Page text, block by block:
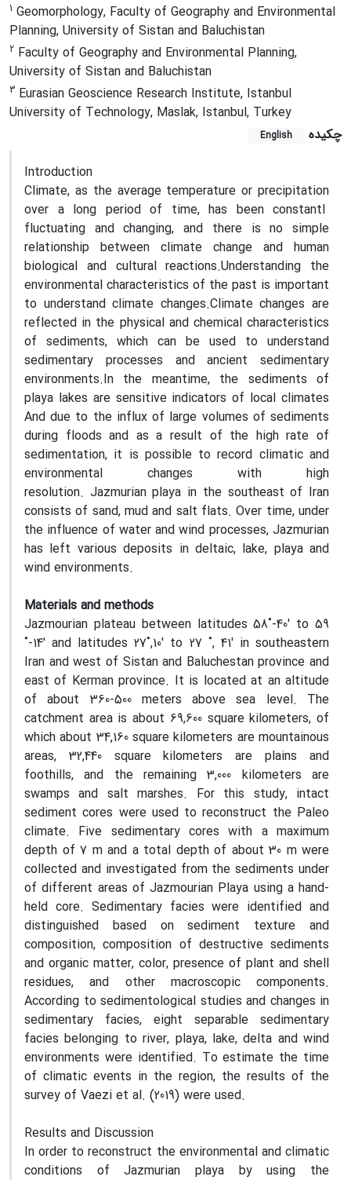
1 Geomorphology, Faculty of Geography and Environmental
Planning, University of Sistan and Baluchistan
2 Faculty of Geography and Environmental Planning,
University of Sistan and Baluchistan
3 Eurasian Geoscience Research Institute, Istanbul
University of Technology, Maslak, Istanbul, Turkey
چکیده
English
Introduction
Climate, as the average temperature or precipitation
over a long period of time, has been constantl
fluctuating and changing, and there is no simple
relationship between climate change and human
biological and cultural reactions.Understanding the
environmental characteristics of the past is important
to understand climate changes.Climate changes are
reflected in the physical and chemical characteristics
of sediments, which can be used to understand
sedimentary processes and ancient sedimentary
environments.In the meantime, the sediments of
playa lakes are sensitive indicators of local climates
And due to the influx of large volumes of sediments
during floods and as a result of the high rate of
sedimentation, it is possible to record climatic and
environmental changes with high
resolution. Jazmurian playa in the southeast of Iran
consists of sand, mud and salt flats. Over time, under
the influence of water and wind processes, Jazmurian
has left various deposits in deltaic, lake, playa and
wind environments.
Materials and methods
Jazmourian plateau between latitudes 58˚-40' to 59
˚-14' and latitudes 27˚,10' to 27 ˚, 41' in southeastern
Iran and west of Sistan and Baluchestan province and
east of Kerman province. It is located at an altitude
of about 360-500 meters above sea level. The
catchment area is about 69,600 square kilometers, of
which about 34,160 square kilometers are mountainous
areas, 32,440 square kilometers are plains and
foothills, and the remaining 3,000 kilometers are
swamps and salt marshes. For this study, intact
sediment cores were used to reconstruct the Paleo
climate. Five sedimentary cores with a maximum
depth of 7 m and a total depth of about 30 m were
collected and investigated from the sediments under
of different areas of Jazmourian Playa using a hand-
held core. Sedimentary facies were identified and
distinguished based on sediment texture and
composition, composition of destructive sediments
and organic matter, color, presence of plant and shell
residues, and other macroscopic components.
According to sedimentological studies and changes in
sedimentary facies, eight separable sedimentary
facies belonging to river, playa, lake, delta and wind
environments were identified. To estimate the time
of climatic events in the region, the results of the
survey of Vaezi et al. (2019) were used.
Results and Discussion
In order to reconstruct the environmental and climatic
conditions of Jazmurian playa by using the